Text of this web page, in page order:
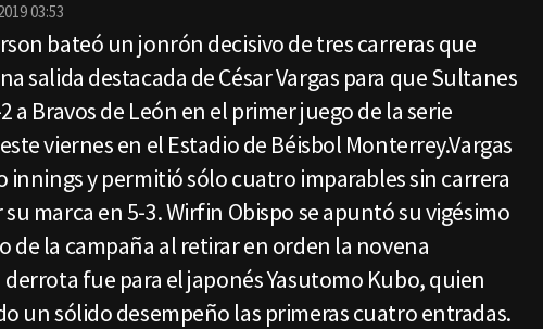
03:53
bateó un jonrón decisivo de tres carreras que
salida destacada de César Vargas para que Sultanes
a Bravos de León en el primer juego de la serie
viernes en el Estadio de Béisbol Monterrey.Vargas
innings y permitió sólo cuatro imparables sin carrera
marca en 5-3. Wirfin Obispo se apuntó su vigésimo
de la campaña al retirar en orden la novena
fue para el japonés Yasutomo Kubo, quien
un sólido desempeño las primeras cuatro entradas.